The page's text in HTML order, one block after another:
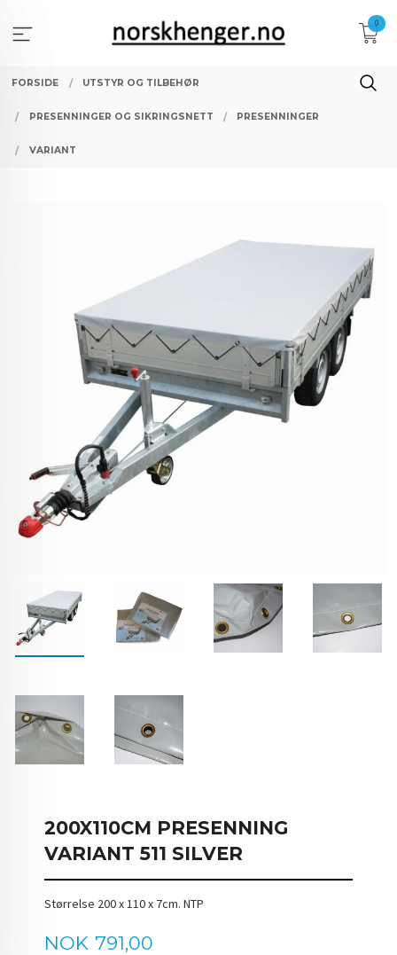
innholdet
0
FORSIDE UTSTYR OG TILBEHØR
PRESENNINGER OG SIKRINGSNETT PRESENNINGER
VARIANT
200X110CM PRESENNING
VARIANT 511 SILVER
Størrelse 200 x 110 x 7cm. NTP
Pris
NOK 791,00